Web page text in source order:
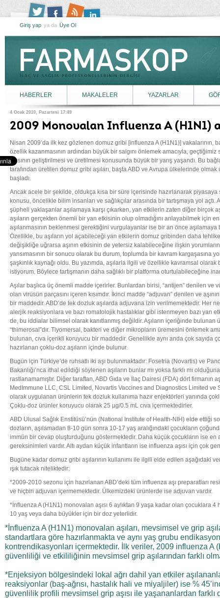
Giriş yap ya da Üye Ol
HABERLER MAKALELER YAZARLAR
4 Ocak 2010, Pazartesi 17:49
2009 Monovalan Influenza A (H1N1)
Nisan 2009’da ilk kez gözlenen domuz gribi [influenza A (H1N1)] vakalarının,
özellik kazanmasının ardından büyük bir salgını önlemek amacıyla,
aşısının geliştirilmesi ve üretilmesi konusunda büyük bir yarış yaşandı. Bu
tarafından üretilen domuz gribi aşıları, başta ABD ve Avrupa ülkelerinde
başladı.
Ancak acele bir şekilde, oldukça kısa bir süre içerisinde hazırlanarak piyasaya
konusu, öncelikle bilim insanları ve sağlıkçılar arasında bir tartışmaya yol açtı.
şüpheli yaklaşanlar aşılamaya karşı çıkarken, yan etkilerin zaten diğer birçok
aşıların gerçekten önemli bir yan etkisinin olup olmadığını anlayabilmek için
aşılanmasının beklenmesi gerektiğini vurgulayanlar ise bir an önce aşılamaya
Özellikle, bu aşıların yol açabileceği yan etkilerin domuz gribinden daha
değişikliğe uğrarsa aşının etkisinin de yetersiz kalabileceğine ilişkin
yansımasının bir sonucu olarak bu durum, toplumda bir kavram kargaşasına
şaşkınlık kaynağı oldu. Bu yazımda, aşılarla ilgili ve özellikle kavramsal olarak
istiyorum. Böylece tartışmanın daha sağlıklı bir platforma oturtulabileceğine
Aşılar başlıca üç önemli madde içerirler. Bunlardan birisi, “antijen” denilen ve
olan virüsün parçasını içeren kısımdır. İkinci madde “adjuvan” denilen ve
bir maddedir. ABD’de tek dozluk aşılarda adjuvana izin verilmemektedir. Her
alerjik reaksiyonlara ve bazı romatolojik hastalıklar gibi istenmeyen bazı yan
de, bu iddialar bilimsel olarak kanıtlanmış değildir. Aşıların içeriğinde bulunan
“thimerosal”dır. Tiyomersal, bakteri ve diğer mikropların üremesini önlemek
bulunan, cıva içerikli koruyucu bir maddedir. Genellikle aynı anda çok sayıda
hazırlanan çoklu-doz aşıların içinde bulunur.
Bugün için Türkiye’de ruhsatlı iki aşı bulunmaktadır: Fosetria (Novartis) ve
Bakanlığı’nca ithal edildiği söylenen aşıların bunlar mı yoksa farklı mı
rastlanamamıştır. Diğer taraftan, ABD Gıda ve İlaç Dairesi (FDA) dört firmanın
MedImmune LLC, CSL Limited, Novartis Vaccines and Diagnostics Limited ve
olarak uygulanan ürünlerin tek dozluk kullanıma hazır enjektörleri yanında
Çoklu-doz ürünler koruyucu olarak 25 µg/0.5 mL cıva içermektedirler.
ABD Ulusal Sağlık Enstitüsü’nün (National Institute of Health-NIH) elde ettiği
dozların, aşılamadan 8-10 gün sonra 10-17 yaş aralığındaki çocukların
immün bir cevap oluşturduğunu göstermektedir. Daha küçük çocukların ise en
gereksinimleri vardır. Altı aydan küçük infantların ise influenza aşısı için çok
Bugüne kadar domuz gribi aşılarının kullanımı ile ilgili elde edilen aşağıdaki
ışık tutacak niteliktedir:
*2009-2010 sezonu için hazırlanan ABD’deki tüm influenza aşı preparatları
ve hiçbiri adjuvan içermemektedir. Ülkemizdeki ürünlerde ise adjuvan vardır.
*İnfluenza A (H1N1) monovalan aşısı 6 aylıktan 9 yaşa kadar olan çocuklara 4
10 yaş veya daha büyükler için bir doz yeterlidir.
*İnfluenza A (H1N1) monovalan aşıları, mevsimsel ve grip
standartlara göre hazırlanmakta ve aynı yaş grubu
kontrendikasyonları içermektedir. İlk veriler, 2009 influenza A
güvenliliği ve etkililiğinin mevsimsel grip aşılarından farklı
*Enjeksiyon bölgesindeki lokal ağrı dahil yan etkiler
reaksiyonlar (baş-ağrısı, hastalık hali ve miyaljiler) ise %
güvenlilik profili mevsimsel grip aşısı ile yaşananlardan farklı